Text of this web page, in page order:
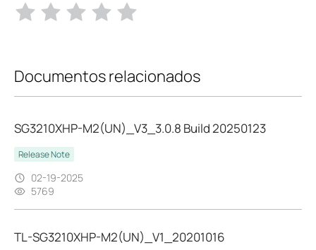
Documentos relacionados
SG3210XHP-M2(UN)_V3_3.0.8 Build 20250123
Release Note
02-19-2025
5769
TL-SG3210XHP-M2(UN)_V1_20201016